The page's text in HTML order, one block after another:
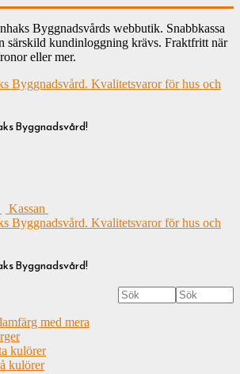
Byggnadsvårds webbutik. Snabbkassa
särskild kundinloggning krävs. Fraktfritt när
eller mer.
Byggnadsvård!
Kassan
Byggnadsvård!
med mera
kulörer
kulörer